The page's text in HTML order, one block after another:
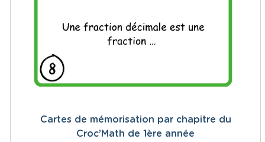
Cartes de mémorisation par chapitre du
Croc’Math de 1ère année